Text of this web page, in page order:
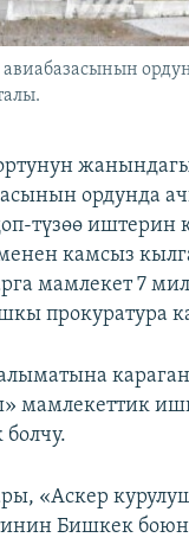
ордунда
түзөө иштерин
камсыз
мамлекет 7
прокуратура
мамлекеттик
«Аскер
Бишкек